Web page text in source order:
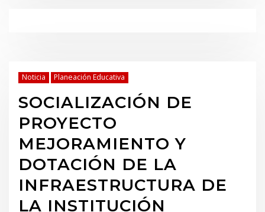
Noticia Planeación Educativa
SOCIALIZACIÓN DE
PROYECTO
MEJORAMIENTO Y
DOTACIÓN DE LA
INFRAESTRUCTURA DE
LA INSTITUCIÓN